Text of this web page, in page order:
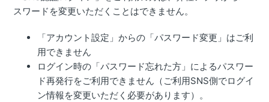
スワードを変更いただくことはできません。
「アカウント設定」からの「パスワード変更」はご利
用できません
ログイン時の「パスワード忘れた方」によるパスワー
ド再発行をご利用できません（ご利用SNS側でログイ
ン情報を変更いただく必要があります）。